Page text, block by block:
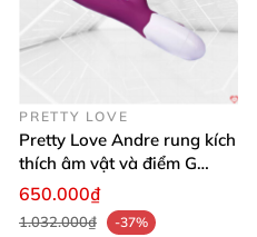
PRETTY LOVE
Pretty Love Andre rung kích
thích âm vật và điểm G
mạnh mẽ
650.000₫
1.032.000₫
-37%